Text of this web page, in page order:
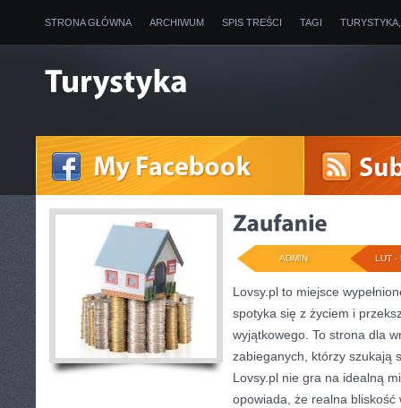
STRONA GŁÓWNA ARCHIWUM SPIS TREŚCI TAGI
LUT -
ADMIN
Lovsy.pl to miejsce
spotyka się z życiem i
wyjątkowego. To strona dla
zabieganych, którzy szukają
Lovsy.pl nie gra na idealną
opowiada, że realna bliskość